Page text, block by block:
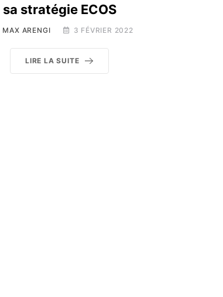
sa stratégie ECOS
MAX ARENGI 3 FÉVRIER 2022
LIRE LA SUITE